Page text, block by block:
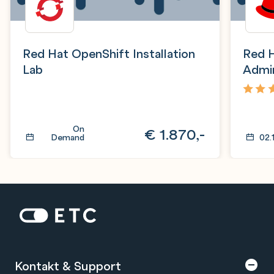
Red Hat OpenShift Installation
Lab
On
Demand € 1.870,-
Red
Startseite: ETC
Kontakt & Support